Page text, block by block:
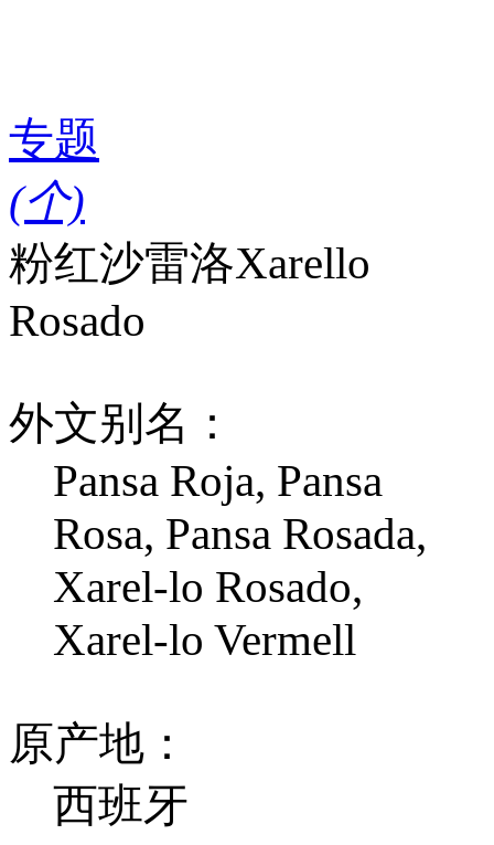
专题
(个)
粉红沙雷洛Xarello
Rosado
外文别名：
Pansa Roja, Pansa
Rosa, Pansa Rosada,
Xarel-lo Rosado,
Xarel-lo Vermell
原产地：
西班牙